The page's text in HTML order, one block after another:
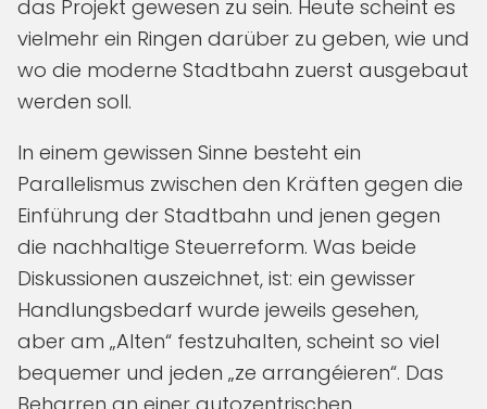
das Projekt gewesen zu sein. Heute scheint es
vielmehr ein Ringen darüber zu geben, wie und
wo die moderne Stadtbahn zuerst ausgebaut
werden soll.
In einem gewissen Sinne besteht ein
Parallelismus zwischen den Kräften gegen die
Einführung der Stadtbahn und jenen gegen
die nachhaltige Steuerreform. Was beide
Diskussionen auszeichnet, ist: ein gewisser
Handlungsbedarf wurde jeweils gesehen,
aber am „Alten“ festzuhalten, scheint so viel
bequemer und jeden „ze arrangéieren“. Das